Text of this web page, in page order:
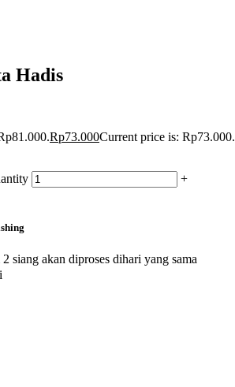
Hadis
Rp73.000Current price is: Rp73.000.
+
siang akan diproses dihari yang sama